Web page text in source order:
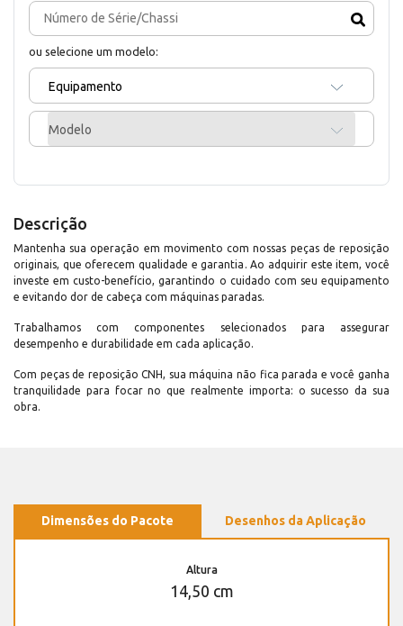
ou selecione um modelo:
Equipamento
Modelo
Descrição
Mantenha sua operação em movimento com nossas peças de reposição
originais, que oferecem qualidade e garantia. Ao adquirir este item, você
investe em custo-benefício, garantindo o cuidado com seu equipamento
e evitando dor de cabeça com máquinas paradas.
Trabalhamos com componentes selecionados para assegurar
desempenho e durabilidade em cada aplicação.
Com peças de reposição CNH, sua máquina não fica parada e você ganha
tranquilidade para focar no que realmente importa: o sucesso da sua
obra.
Dimensões do Pacote Desenhos da Aplicação
Altura
14,50 cm